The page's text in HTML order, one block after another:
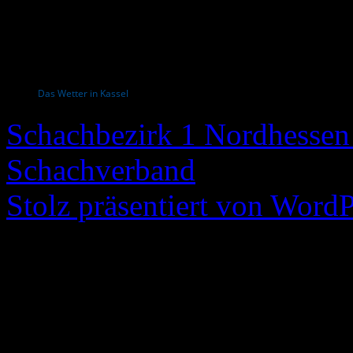
Das Wetter in Kassel
Schachbezirk 1
Schachverband
Stolz präsentiert von